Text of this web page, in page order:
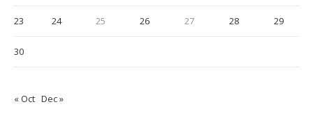
23 24 25 26 27 28 29
30
« Oct Dec »